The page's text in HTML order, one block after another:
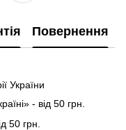
Повернення
України
- від 50 грн.
50 грн.